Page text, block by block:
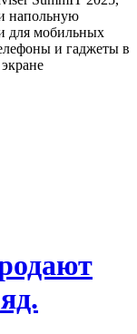
напольную
для мобильных
и гаджеты в